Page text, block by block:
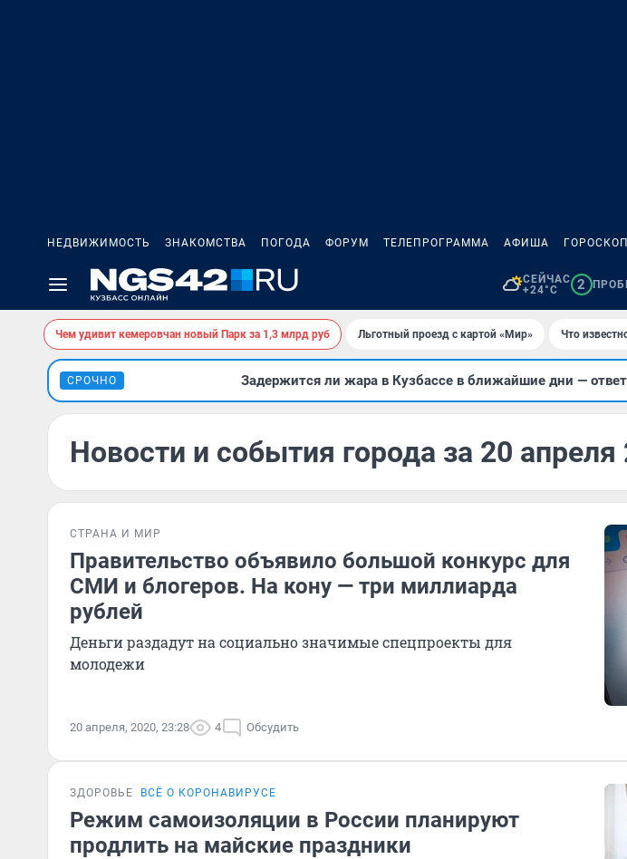
НЕДВИЖИМОСТЬ ЗНАКОМСТВА ПОГОДА ФОРУМ ТЕЛЕПРОГРАММА АФИША ГОРОСКОП
СЕЙЧАС
+24°C
2
Чем удивит кемеровчан новый Парк за 1,3 млрд руб Льготный проезд с картой «Мир» Что
СРОЧНО Задержится ли жара в Кузбассе в ближайшие дни —
Новости и события города за 20 апреля
СТРАНА И МИР
Правительство объявило большой конкурс для
СМИ и блогеров. На кону — три миллиарда
рублей
Деньги раздадут на социально значимые спецпроекты для
молодежи
20 апреля, 2020, 23:28 4 Обсудить
ЗДОРОВЬЕ ВСЁ О КОРОНАВИРУСЕ
Режим самоизоляции в России планируют
продлить на майские праздники